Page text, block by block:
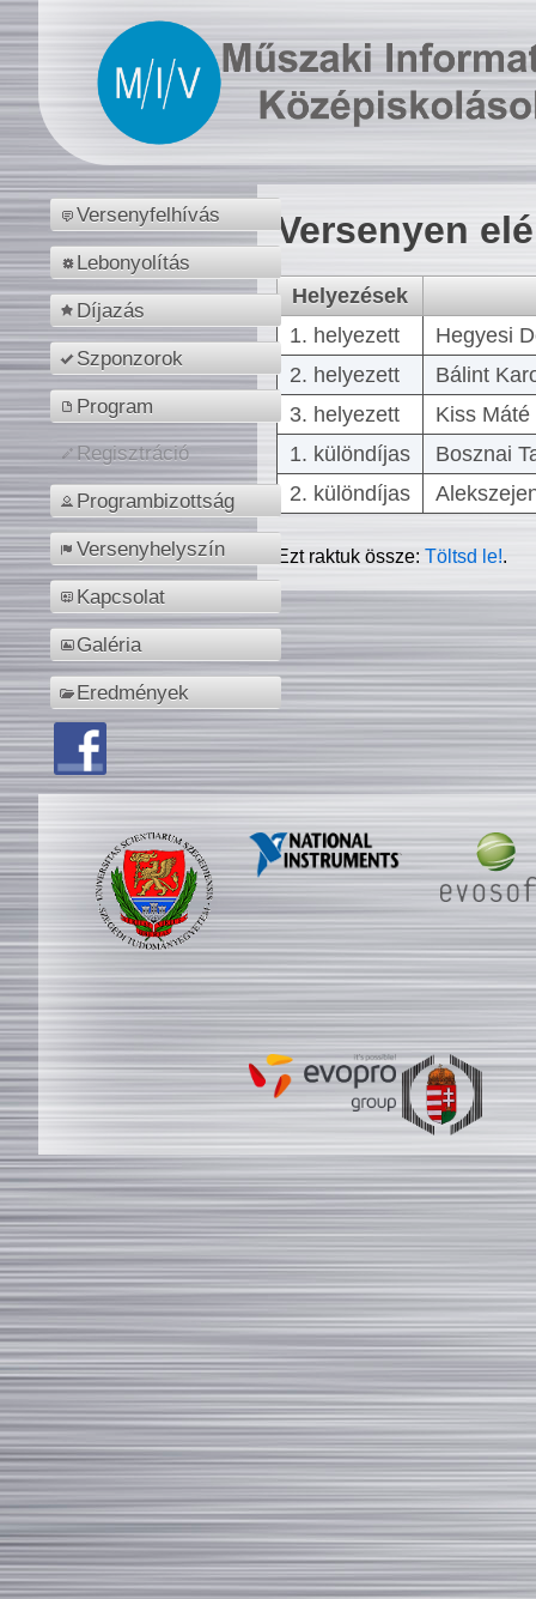
Versenyfelhívás
Lebonyolítás
Díjazás
Szponzorok
Program
Regisztráció
Programbizottság
Versenyhelyszín
Kapcsolat
Galéria
Eredmények
Versenyen
Helyezések
1. helyezett
Hegyesi
2. helyezett
Bálint
3. helyezett
Kiss
1. különdíjas
Bosznai
2. különdíjas
Ezt raktuk össze:Töltsd le!.